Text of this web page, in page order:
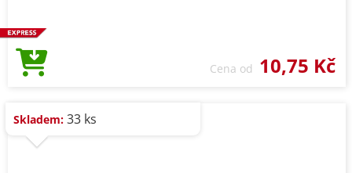
Cena od 10,75 Kč
Skladem: 33 ks